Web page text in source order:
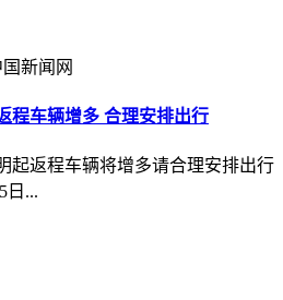
新闻网
程车辆增多 合理安排出行
返程车辆将增多请合理安排出行
...